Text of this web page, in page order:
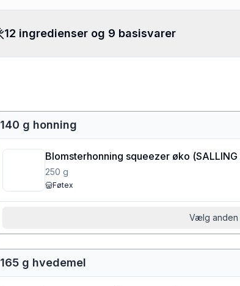
12 ingredienser og 9 basisvarer
140 g honning
Blomsterhonning squeezer øko (
250 g
Føtex
Vælg anden
165 g hvedemel